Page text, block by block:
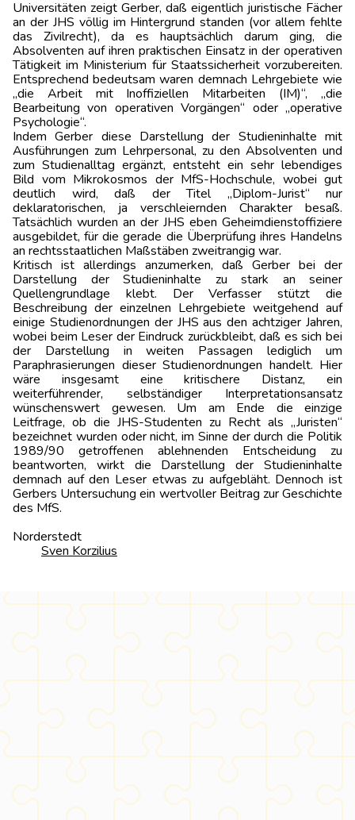
Universitäten zeigt Gerber, daß eigentlich juristische Fächer
an der JHS völlig im Hintergrund standen (vor allem fehlte
das Zivilrecht), da es hauptsächlich darum ging, die
Absolventen auf ihren praktischen Einsatz in der operativen
Tätigkeit im Ministerium für Staatssicherheit vorzubereiten.
Entsprechend bedeutsam waren demnach Lehrgebiete wie
„die Arbeit mit Inoffiziellen Mitarbeiten (IM)“, „die
Bearbeitung von operativen Vorgängen“ oder „operative
Psychologie“.
Indem Gerber diese Darstellung der Studieninhalte mit
Ausführungen zum Lehrpersonal, zu den Absolventen und
zum Studienalltag ergänzt, entsteht ein sehr lebendiges
Bild vom Mikrokosmos der MfS-Hochschule, wobei gut
deutlich wird, daß der Titel „Diplom-Jurist“ nur
deklaratorischen, ja verschleiernden Charakter besaß.
Tatsächlich wurden an der JHS eben Geheimdienstoffiziere
ausgebildet, für die gerade die Überprüfung ihres Handelns
an rechtsstaatlichen Maßstäben zweitrangig war.
Kritisch ist allerdings anzumerken, daß Gerber bei der
Darstellung der Studieninhalte zu stark an seiner
Quellengrundlage klebt. Der Verfasser stützt die
Beschreibung der einzelnen Lehrgebiete weitgehend auf
einige Studienordnungen der JHS aus den achtziger Jahren,
wobei beim Leser der Eindruck zurückbleibt, daß es sich bei
der Darstellung in weiten Passagen lediglich um
Paraphrasierungen dieser Studienordnungen handelt. Hier
wäre insgesamt eine kritischere Distanz, ein
weiterführender, selbständiger Interpretationsansatz
wünschenswert gewesen. Um am Ende die einzige
Leitfrage, ob die JHS-Studenten zu Recht als „Juristen“
bezeichnet wurden oder nicht, im Sinne der durch die Politik
1989/90 getroffenen ablehnenden Entscheidung zu
beantworten, wirkt die Darstellung der Studieninhalte
demnach auf den Leser etwas zu aufgebläht. Dennoch ist
Gerbers Untersuchung ein wertvoller Beitrag zur Geschichte
des MfS.
Sven Korzilius